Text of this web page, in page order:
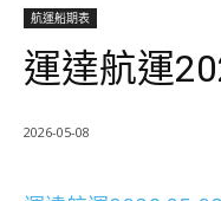
航運船期表
運達航運
2026-05-08